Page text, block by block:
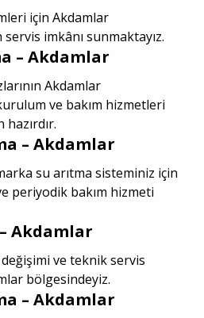
için Akdamlar
imkânı sunmaktayız.
– Akdamlar
Akdamlar
ve bakım hizmetleri
– Akdamlar
su arıtma sisteminiz için
periyodik bakım hizmeti
Akdamlar
ve teknik servis
bölgesindeyiz.
– Akdamlar